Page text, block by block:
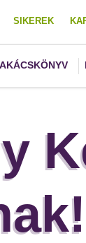
SIKEREK